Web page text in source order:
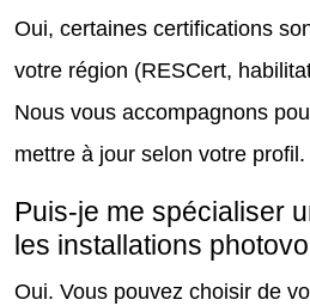
Oui, certaines certifications
votre région (RESCert,
Nous vous accompagnons
mettre à jour selon votre profil.
Puis-je me spécialiser
les installations
Oui. Vous pouvez choisir de